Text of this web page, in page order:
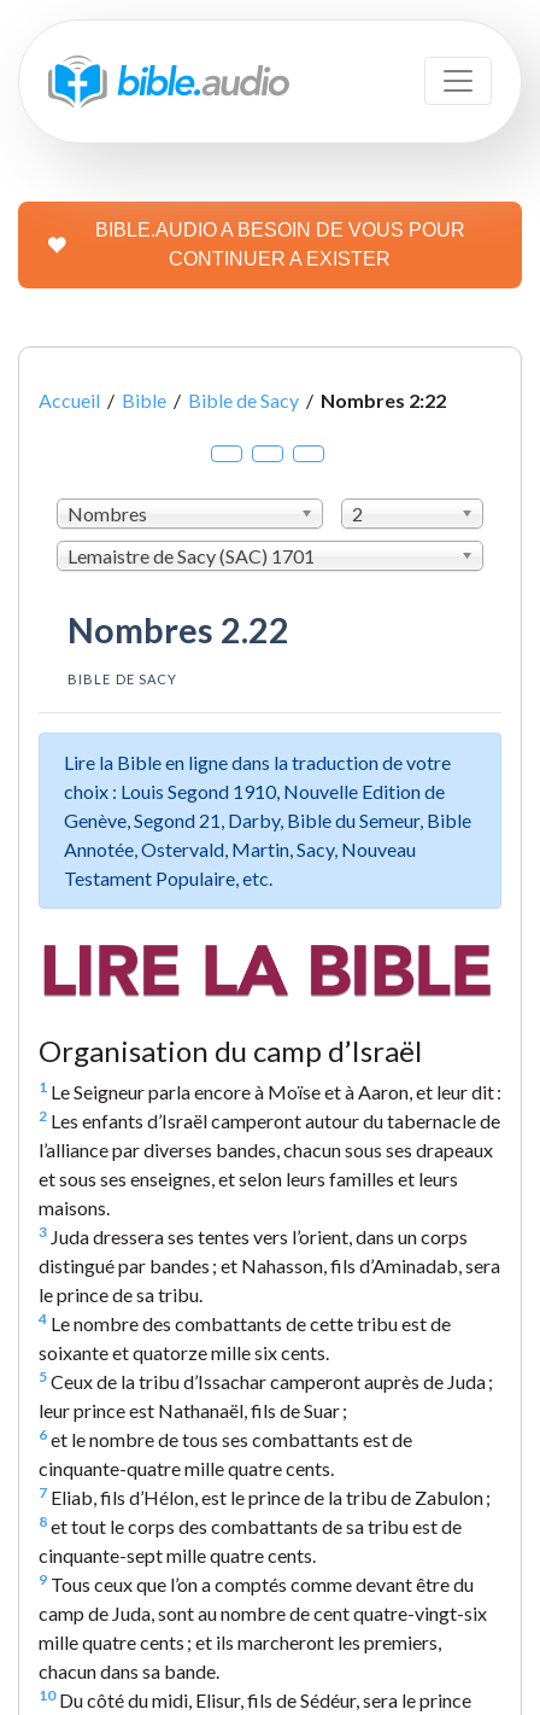
BIBLE.AUDIO A BESOIN DE VOUS POUR
CONTINUER A EXISTER
Accueil / Bible / Bible de Sacy / Nombres 2:22
Nombres
2
Lemaistre de Sacy (SAC) 1701
Nombres 2.22
BIBLE DE SACY
Lire la Bible en ligne dans la traduction de votre
choix : Louis Segond 1910, Nouvelle Edition de
Genève, Segond 21, Darby, Bible du Semeur, Bible
Annotée, Ostervald, Martin, Sacy, Nouveau
Testament Populaire, etc.
Organisation du camp d’Israël
1 Le Seigneur parla encore à Moïse et à Aaron, et leur dit :
2 Les enfants d’Israël camperont autour du tabernacle de
l’alliance par diverses bandes, chacun sous ses drapeaux
et sous ses enseignes, et selon leurs familles et leurs
maisons.
3 Juda dressera ses tentes vers l’orient, dans un corps
distingué par bandes ; et Nahasson, fils d’Aminadab, sera
le prince de sa tribu.
4 Le nombre des combattants de cette tribu est de
soixante et quatorze mille six cents.
5 Ceux de la tribu d’Issachar camperont auprès de Juda ;
leur prince est Nathanaël, fils de Suar ;
6 et le nombre de tous ses combattants est de
cinquante-quatre mille quatre cents.
7 Eliab, fils d’Hélon, est le prince de la tribu de Zabulon ;
8 et tout le corps des combattants de sa tribu est de
cinquante-sept mille quatre cents.
9 Tous ceux que l’on a comptés comme devant être du
camp de Juda, sont au nombre de cent quatre-vingt-six
mille quatre cents ; et ils marcheront les premiers,
chacun dans sa bande.
10Du côté du midi, Elisur, fils de Sédéur, sera le prince